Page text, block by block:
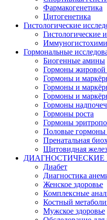
Фармакогенетика
Цитогенетика
Гистологические
Гистологические
Гормональные
Биогенные амины
Гормоны жировой
Гормоны и
Гормоны и
Гормоны и
Гормоны
Гормоны роста
Гормоны
Половые гормоны
Пренатальная
Щитовидная
Диабет
Диагностика
Женское здоровье
Комплексные
Костный
Мужское здоровье